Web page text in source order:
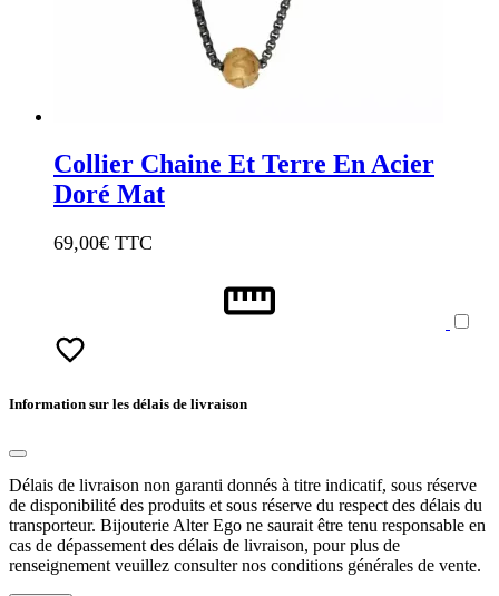
Collier Chaine Et Terre En Acier
Doré Mat
69,00€ TTC
Information sur les délais de livraison
Délais de livraison non garanti donnés à titre indicatif, sous réserve
de disponibilité des produits et sous réserve du respect des délais du
transporteur. Bijouterie Alter Ego ne saurait être tenu responsable en
cas de dépassement des délais de livraison, pour plus de
renseignement veuillez consulter nos conditions générales de vente.